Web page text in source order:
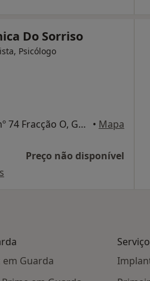
Do Sorriso
Psicólogo
Av. Rainha D. AMélia nº 74 Fracção O, Guarda • Mapa
Preço não disponível
em Guarda